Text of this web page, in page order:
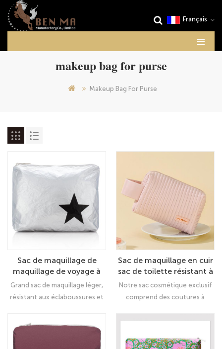
Français
makeup bag for purse
Makeup Bag For Purse
Sac de maquillage de
maquillage de voyage à
chaud
Grand sac de maquillage léger,
résistant aux éclaboussures et
l'extérieur avec une fermeture
éclair résistant à l'eau et une
Sac de maquillage en cuir
sac de toilette résistant à
l'eau
Notre sac cosmétique exclusif
comprend des coutures à
extérieure répulsif en eau et un
pour une protection